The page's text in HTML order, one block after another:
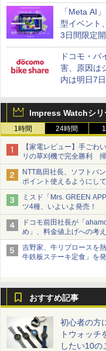
「Meta AI
型イベント
3日間限定
ドコモ・バ
害、原因
内は明日7
Impress Watchシリ
1時間 24時間
【家電レビュー】手ごわ
リの草刈機で完全勝利
NTT島田社長、ソフトバ
ポイント使えるようにして
ミスド「Mrs. GREEN
ツ4種、いよいよ発売！
ドコモ前田社長が「
め」、料金値上げへの考
吉野家、牛リブロースを
牛鉄板ステーキ定食」を
おすすめ記事
初心者の方
トウォッチ
したい10の